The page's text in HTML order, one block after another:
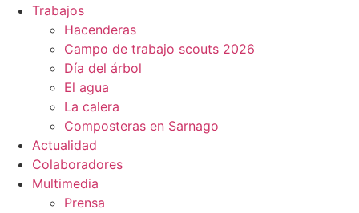
Trabajos
Hacenderas
Campo de trabajo scouts 2026
Día del árbol
El agua
La calera
Composteras en Sarnago
Actualidad
Colaboradores
Multimedia
Prensa